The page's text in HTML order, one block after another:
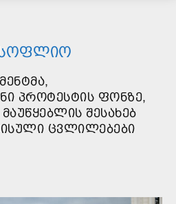
ᲞᲠᲝᲢᲔᲡᲢᲘᲡ ᲤᲝᲜᲖᲔ,
ᲨᲔᲡᲐᲮᲔᲑ
ᲪᲕᲚᲘᲚᲔᲑᲔᲑᲘ